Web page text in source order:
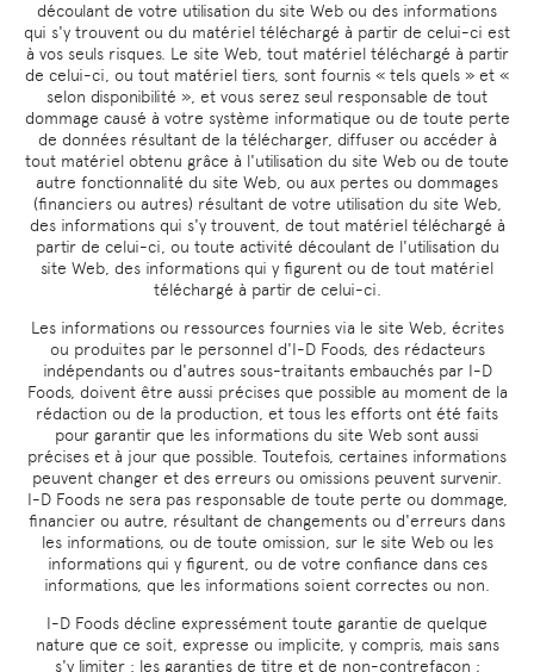
découlant de votre utilisation du site Web ou des informations
qui s'y trouvent ou du matériel téléchargé à partir de celui-ci est
à vos seuls risques. Le site Web, tout matériel téléchargé à partir
de celui-ci, ou tout matériel tiers, sont fournis « tels quels » et «
selon disponibilité », et vous serez seul responsable de tout
dommage causé à votre système informatique ou de toute perte
de données résultant de la télécharger, diffuser ou accéder à
tout matériel obtenu grâce à l'utilisation du site Web ou de toute
autre fonctionnalité du site Web, ou aux pertes ou dommages
(financiers ou autres) résultant de votre utilisation du site Web,
des informations qui s'y trouvent, de tout matériel téléchargé à
partir de celui-ci, ou toute activité découlant de l'utilisation du
site Web, des informations qui y figurent ou de tout matériel
téléchargé à partir de celui-ci.
Les informations ou ressources fournies via le site Web, écrites
ou produites par le personnel d'I-D Foods, des rédacteurs
indépendants ou d'autres sous-traitants embauchés par I-D
Foods, doivent être aussi précises que possible au moment de la
rédaction ou de la production, et tous les efforts ont été faits
pour garantir que les informations du site Web sont aussi
précises et à jour que possible. Toutefois, certaines informations
peuvent changer et des erreurs ou omissions peuvent survenir.
I-D Foods ne sera pas responsable de toute perte ou dommage,
financier ou autre, résultant de changements ou d'erreurs dans
les informations, ou de toute omission, sur le site Web ou les
informations qui y figurent, ou de votre confiance dans ces
informations, que les informations soient correctes ou non.
I-D Foods décline expressément toute garantie de quelque
nature que ce soit, expresse ou implicite, y compris, mais sans
s'y limiter : les garanties de titre et de non-contrefaçon ;